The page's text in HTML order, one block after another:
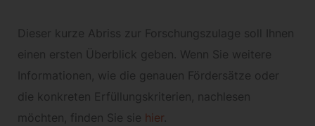
Dieser kurze Abriss zur Forschungszulage soll Ihnen
einen ersten Überblick geben. Wenn Sie weitere
Informationen, wie die genauen Fördersätze oder
die konkreten Erfüllungskriterien, nachlesen
möchten, finden Sie sie hier.